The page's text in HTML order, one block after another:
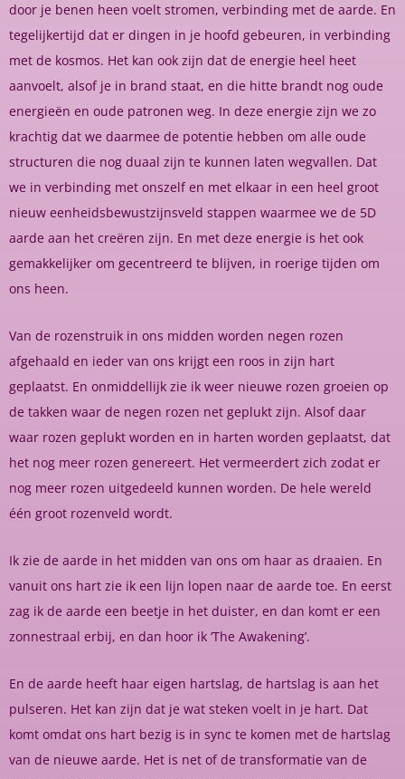
door je benen heen voelt stromen, verbinding met de aarde. En
tegelijkertijd dat er dingen in je hoofd gebeuren, in verbinding
met de kosmos. Het kan ook zijn dat de energie heel heet
aanvoelt, alsof je in brand staat, en die hitte brandt nog oude
energieën en oude patronen weg. In deze energie zijn we zo
krachtig dat we daarmee de potentie hebben om alle oude
structuren die nog duaal zijn te kunnen laten wegvallen. Dat
we in verbinding met onszelf en met elkaar in een heel groot
nieuw eenheidsbewustzijnsveld stappen waarmee we de 5D
aarde aan het creëren zijn. En met deze energie is het ook
gemakkelijker om gecentreerd te blijven, in roerige tijden om
ons heen.
Van de rozenstruik in ons midden worden negen rozen
afgehaald en ieder van ons krijgt een roos in zijn hart
geplaatst. En onmiddellijk zie ik weer nieuwe rozen groeien op
de takken waar de negen rozen net geplukt zijn. Alsof daar
waar rozen geplukt worden en in harten worden geplaatst, dat
het nog meer rozen genereert. Het vermeerdert zich zodat er
nog meer rozen uitgedeeld kunnen worden. De hele wereld
één groot rozenveld wordt.
Ik zie de aarde in het midden van ons om haar as draaien. En
vanuit ons hart zie ik een lijn lopen naar de aarde toe. En eerst
zag ik de aarde een beetje in het duister, en dan komt er een
zonnestraal erbij, en dan hoor ik ‘The Awakening’.
En de aarde heeft haar eigen hartslag, de hartslag is aan het
pulseren. Het kan zijn dat je wat steken voelt in je hart. Dat
komt omdat ons hart bezig is in sync te komen met de hartslag
van de nieuwe aarde. Het is net of de transformatie van de